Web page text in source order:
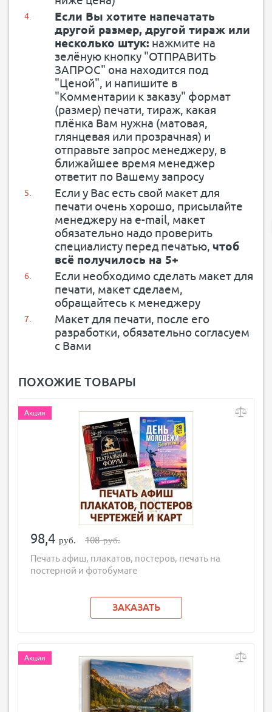
Если Вы хотите напечатать
другой размер, другой тираж или
несколько штук: нажмите на
зелёную кнопку "ОТПРАВИТЬ
ЗАПРОС" она находится под
"Ценой", и напишите в
"Комментарии к заказу" формат
(размер) печати, тираж, какая
плёнка Вам нужна (матовая,
глянцевая или прозрачная) и
отправьте запрос менеджеру, в
ближайшее время менеджер
ответит по Вашему запросу
Если у Вас есть свой макет для
печати очень хорошо, присылайте
менеджеру на e-mail, макет
обязательно надо проверить
специалисту перед печатью, чтоб
всё получилось на 5+
Если необходимо сделать макет для
печати, макет сделаем,
обращайтесь к менеджеру
Макет для печати, после его
разработки, обязательно согласуем
с Вами
ПОХОЖИЕ ТОВАРЫ
Акция
98,4 руб. 108 руб.
Печать афиш, плакатов, постеров, печать на
постерной и фотобумаге
ЗАКАЗАТЬ
Акция